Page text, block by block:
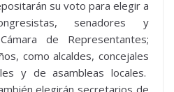
su voto para elegir a
senadores y
de Representantes;
como alcaldes, concejales
y de asambleas locales.
elegirán secretarios de